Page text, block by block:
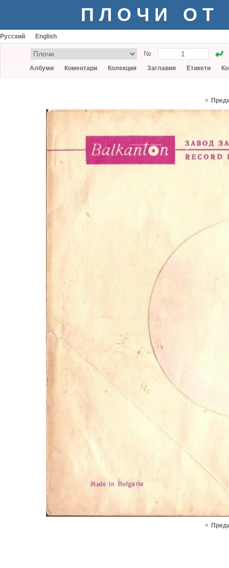
ПЛОЧИ ОТ
Русский English
№
Албуми Коментари Колекция Заглавия Етикети
«
«